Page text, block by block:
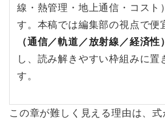
線・熱管理・地上通信・コスト
す。本稿では編集部の視点で便
（通信／軌道／放射線／経済性
し、読み解きやすい枠組みに置
す。
この章が難しく見える理由は、式